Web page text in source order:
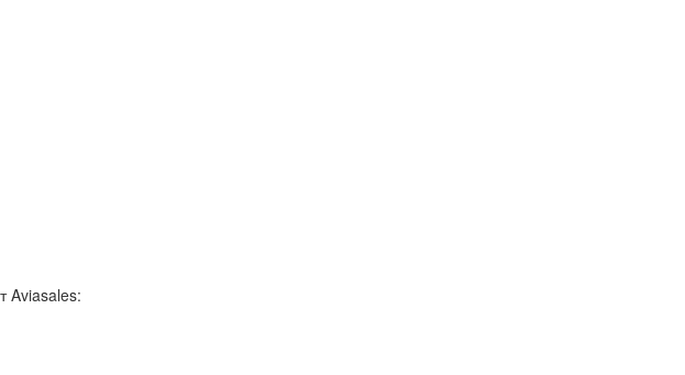
Aviasales: